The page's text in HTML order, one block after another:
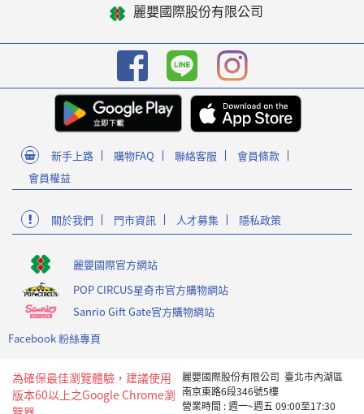
麗嬰國際股份有限公司
新手上路 購物FAQ 聯絡客服
會員條款
會員權益
關於我們 門市資訊 人才募集 隱私政策
麗嬰國際官方網站
POP CIRCUS星奇市官方購物網站
Sanrio Gift Gate官方購物網站
Facebook 粉絲專頁
為確保最佳瀏覽體驗，建議使用
版本60以上之Google Chrome瀏
麗嬰國際股份有限公司 臺北市內湖區
南京東路6段346號5樓
營業時間 : 週一~週五 09:00至17:30